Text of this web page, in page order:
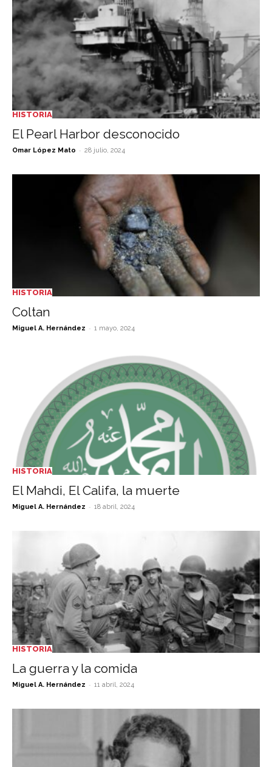
HISTORIA
El Pearl Harbor desconocido
Omar López Mato - 28 julio, 2024
HISTORIA
Coltan
Miguel A. Hernández - 1 mayo, 2024
HISTORIA
El Mahdi, El Califa, la muerte
Miguel A. Hernández - 18 abril, 2024
HISTORIA
La guerra y la comida
Miguel A. Hernández - 11 abril, 2024